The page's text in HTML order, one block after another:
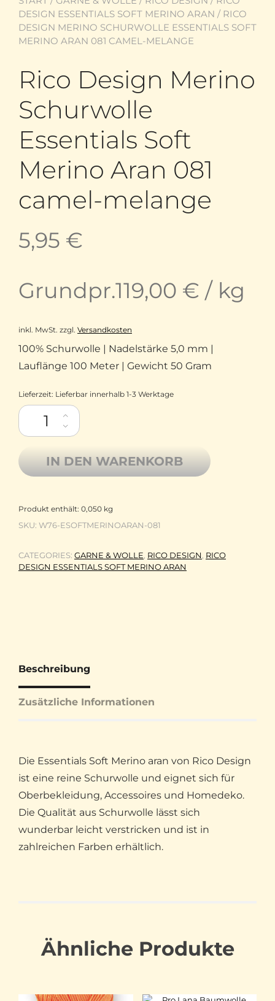
DESIGN ESSENTIALS SOFT MERINO ARAN / RICO
DESIGN MERINO SCHURWOLLE ESSENTIALS SOFT
MERINO ARAN 081 CAMEL-MELANGE
Rico Design Merino
Schurwolle
Essentials Soft
Merino Aran 081
camel-melange
5,95 €
Grundpr.119,00 € / kg
inkl. MwSt. zzgl. Versandkosten
100% Schurwolle | Nadelstärke 5,0 mm |
Lauflänge 100 Meter | Gewicht 50 Gram
Lieferzeit: Lieferbar innerhalb 1-3 Werktage
Rico Design Merino Schurwolle Essentials Soft Merino Aran
IN DEN WARENKORB
Produkt enthält: 0,050 kg
SKU: W76-ESOFTMERINOARAN-081
CATEGORIES: GARNE & WOLLE RICO DESIGN RICO
DESIGN ESSENTIALS SOFT MERINO ARAN
Beschreibung
Zusätzliche Informationen
Die Essentials Soft Merino aran von Rico Design
ist eine reine Schurwolle und eignet sich für
Oberbekleidung, Accessoires und Homedeko.
Die Qualität aus Schurwolle lässt sich
wunderbar leicht verstricken und ist in
zahlreichen Farben erhältlich.
Ähnliche Produkte